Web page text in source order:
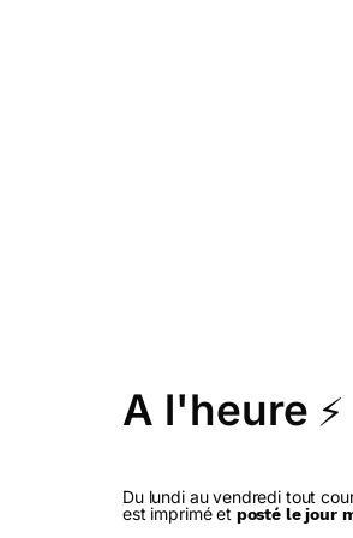
A l'heure ⚡
Du lundi au vendredi tout
est imprimé et posté le jour